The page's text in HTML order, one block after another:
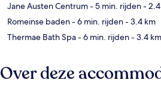
Jane Austen Centrum- 5 min. rijden-
Romeinse baden- 6 min. rijden- 3.4 km
Thermae Bath Spa- 6 min. rijden- 3.4 km
Over deze